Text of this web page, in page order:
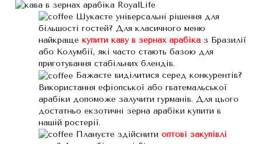
Шукаєте універсальні рішення для
більшості гостей? Для класичного меню
найкраще купити каву в зернах арабіка з Бразилії
або Колумбії, які часто стають базою для
приготування стабільних блендів.
Бажаєте виділитися серед конкурентів?
Використання ефіопської або гватемальської
арабіки допоможе залучити гурманів. Для цього
достатньо екзотичні зерна арабіки купити в
нашій ростерії.
Плануєте здійснити оптові закупівлі